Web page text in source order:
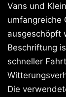
Vans und
umfangreiche
ausgeschöpft
Beschriftung
schneller
Die